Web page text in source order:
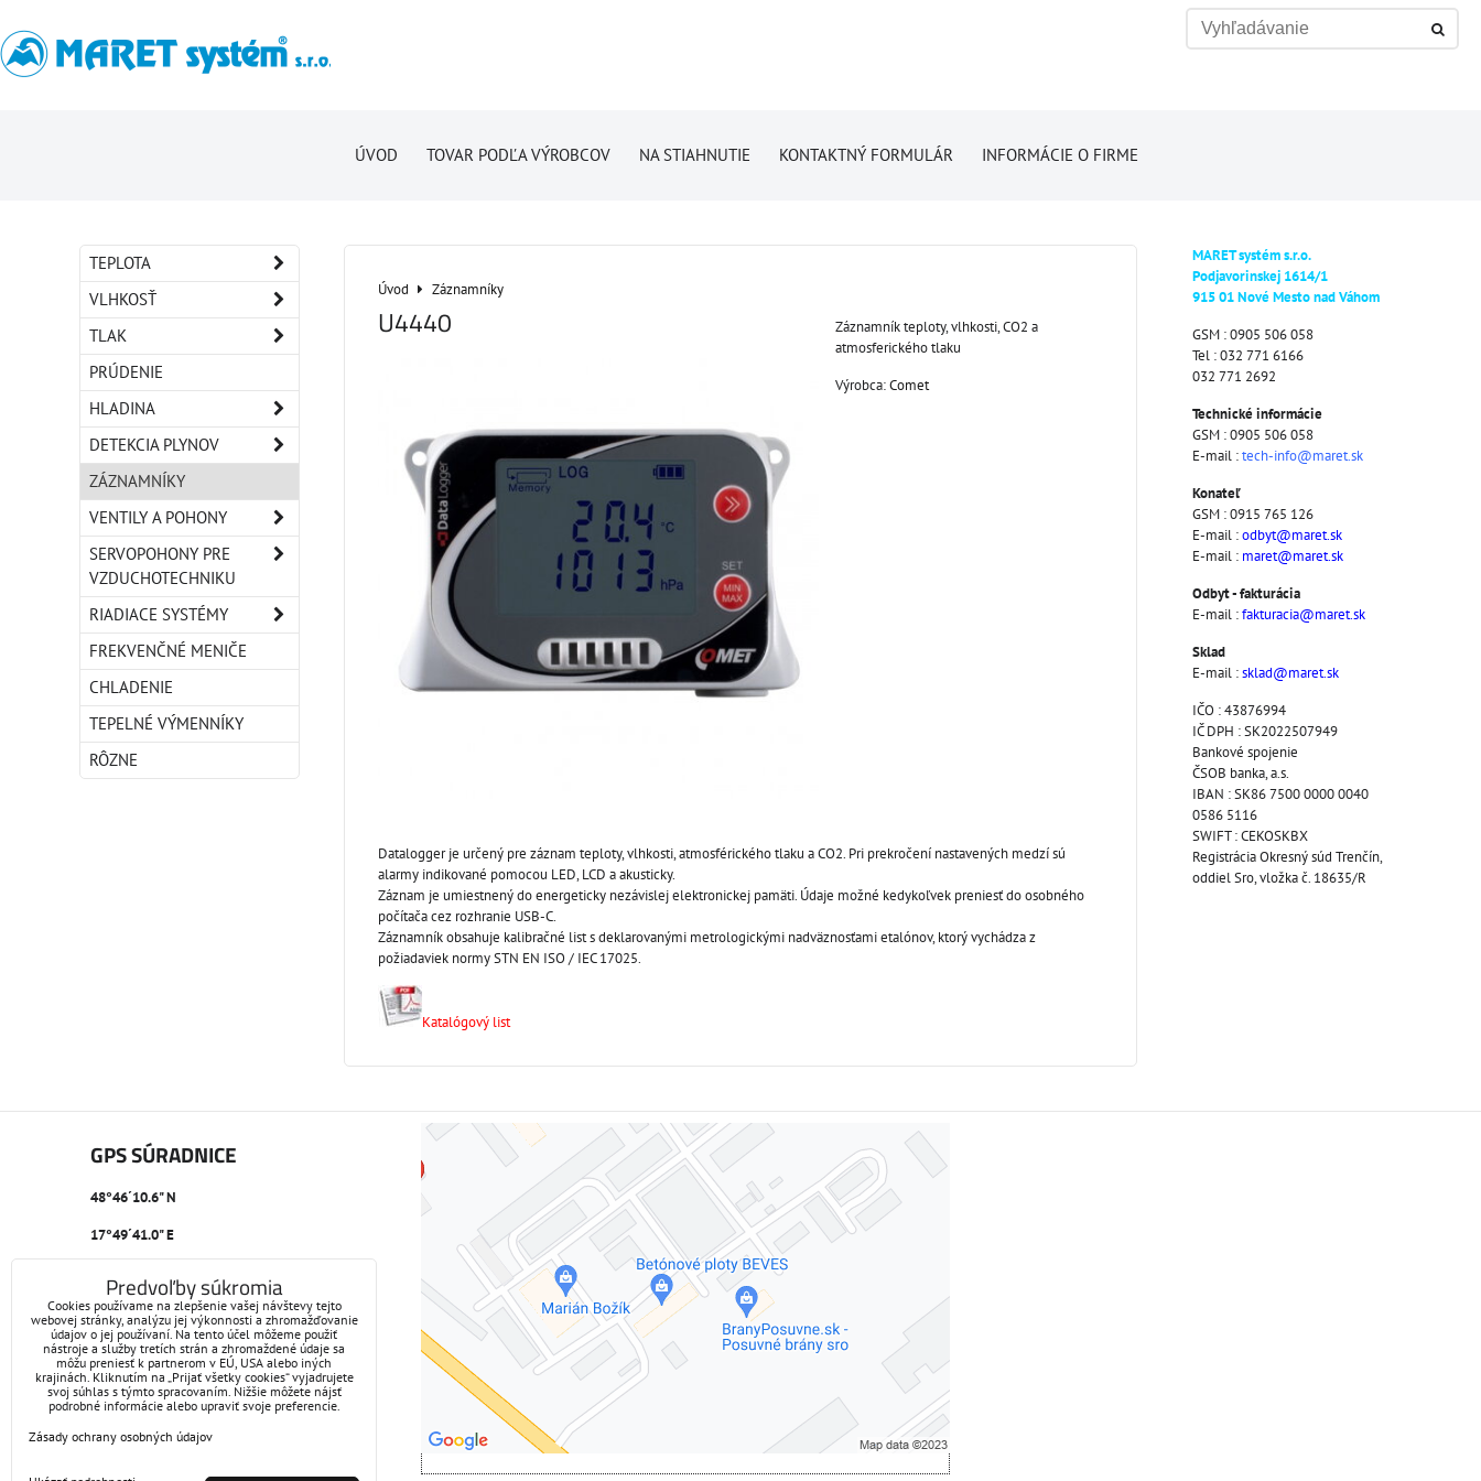
ÚVOD TOVAR PODĽA VÝROBCOV NA STIAHNUTIE KONTAKTNÝ FORMULÁR INFORMÁCIE O FIRME
Úvod Záznamníky
U4440
Záznamník teploty, vlhkosti, CO2 a
atmosferického tlaku
Výrobca:Comet
Datalogger je určený pre záznam teploty, vlhkosti, atmosférického tlaku a CO2. Pri prekročení nastavených medzí sú
alarmy indikované pomocou LED, LCD a akusticky.
Záznam je umiestnený do energeticky nezávislej elektronickej pamäti. Údaje možné kedykoľvek preniesť do osobného
počítača cez rozhranie USB-C.
Záznamník obsahuje kalibračné list s deklarovanými metrologickými nadväznosťami etalónov, ktorý vychádza z
požiadaviek normy STN EN ISO / IEC 17025.
Katalógový list
TEPLOTA
VLHKOSŤ
TLAK
PRÚDENIE
HLADINA
DETEKCIA PLYNOV
ZÁZNAMNÍKY
VENTILY A POHONY
SERVOPOHONY PRE
VZDUCHOTECHNIKU
RIADIACE SYSTÉMY
FREKVENČNÉ MENIČE
CHLADENIE
TEPELNÉ VÝMENNÍKY
RÔZNE
MARET systém s.r.o.
Podjavorinskej 1614/1
915 01 Nové Mesto nad Váhom
GSM : 0905 506 058
Tel : 032 771 6166
032 771 2692
Technické informácie
GSM : 0905 506 058
E-mail :tech-info@maret.sk
Konateľ
GSM : 0915 765 126
E-mail :odbyt@maret.sk
E-mail : maret@maret.sk
Odbyt - fakturácia
E-mail :fakturacia@maret.sk
Sklad
E-mail :sklad@maret.sk
IČO : 43876994
IČ DPH : SK2022507949
Bankové spojenie
ČSOB banka, a.s.
IBAN : SK86 7500 0000 0040
0586 5116
SWIFT : CEKOSKBX
Registrácia Okresný súd Trenčín,
oddiel Sro, vložka č. 18635/R
GPS SÚRADNICE
48°46´10.6" N
17°49´41.0" E
Externý obsah je blokovaný Voľbami súkromia
Prajete si načítať externý obsah?
Povoliť tentokrát
Povoliť a zapamätať - súhlas s druhom cookie: Funkčné
Otvoriť obsah v novom okne
Predvoľby súkromia
Cookies používame na zlepšenie vašej návštevy tejto
webovej stránky, analýzu jej výkonnosti a zhromažďovanie
údajov o jej používaní. Na tento účel môžeme použiť
nástroje a služby tretích strán a zhromaždené údaje sa
môžu preniesť k partnerom v EÚ, USA alebo iných
krajinách. Kliknutím na „Prijať všetky cookies“ vyjadrujete
svoj súhlas s týmto spracovaním. Nižšie môžete nájsť
podrobné informácie alebo upraviť svoje preferencie.
Zásady ochrany osobných údajov